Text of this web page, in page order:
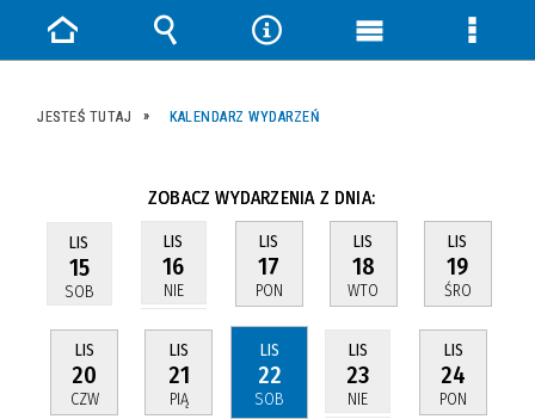
JESTEŚ TUTAJ KALENDARZ WYDARZEŃ
ZOBACZ WYDARZENIA Z DNIA:
LIS
15
SOB
LIS
16
NIE
LIS
17
PON
LIS
18
WTO
LIS
19
ŚRO
LIS
20
CZW
LIS
21
PIĄ
LIS
22
SOB
LIS
23
NIE
LIS
24
PON
Strona
główna
Wyszukiwarka
NarzędziaMenu
Menu